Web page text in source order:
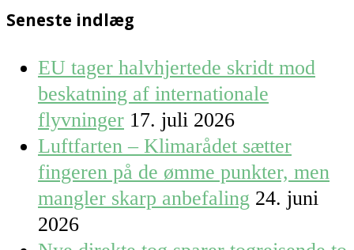
Seneste indlæg
EU tager halvhjertede skridt mod
beskatning af internationale
flyvninger 17. juli 2026
Luftfarten – Klimarådet sætter
fingeren på de ømme punkter, men
mangler skarp anbefaling 24. juni
2026